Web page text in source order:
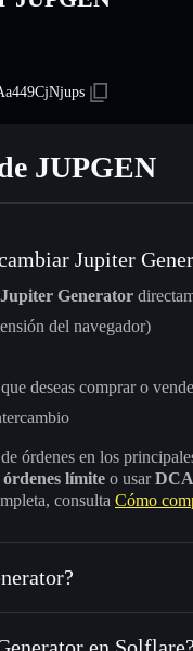
JUPGEN
Jupiter
Jupiter Generator
del navegador)
deseas comprar o
órdenes en los
órdenes límite o usarDCA
consulta Cómo